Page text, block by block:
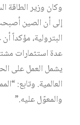
وكان وزير الطاقة
إلى أن الصين
البترولية، مؤكداً
عدة استثمارات
يشمل العمل على
العالمية. وتابع:
والمعوّل عليه.”